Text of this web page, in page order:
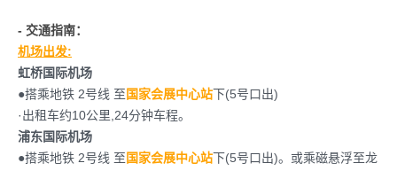
- 交通指南：
机场出发:
虹桥国际机场
●搭乘地铁 2号线 至国家会展中心站下(5号口出)
·出租车约10公里,24分钟车程。
浦东国际机场
●搭乘地铁 2号线 至国家会展中心站下(5号口出)。或乘磁悬浮至龙